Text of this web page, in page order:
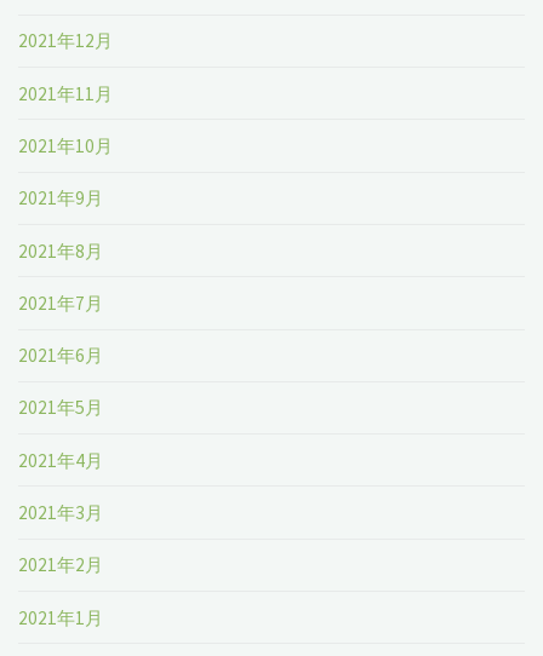
2021年12月
2021年11月
2021年10月
2021年9月
2021年8月
2021年7月
2021年6月
2021年5月
2021年4月
2021年3月
2021年2月
2021年1月